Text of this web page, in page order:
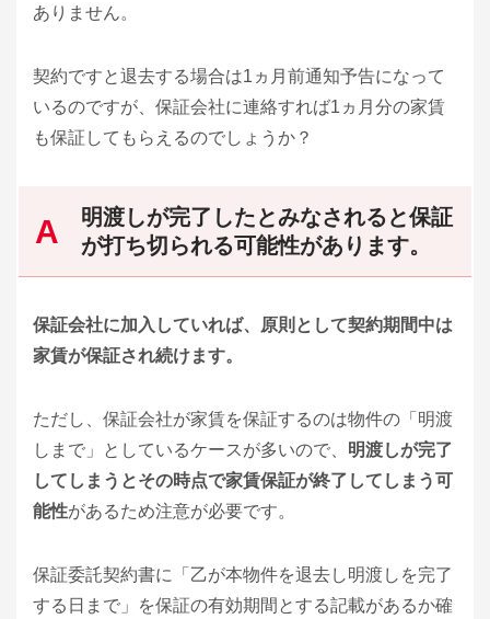
ありません。
契約ですと退去する場合は1ヵ月前通知予告になって
いるのですが、保証会社に連絡すれば1ヵ月分の家賃
も保証してもらえるのでしょうか？
明渡しが完了したとみなされると保証
が打ち切られる可能性があります。
保証会社に加入していれば、原則として契約期間中は
家賃が保証され続けます。
ただし、保証会社が家賃を保証するのは物件の「明渡
しまで」としているケースが多いので、 明渡しが完了
してしまうとその時点で家賃保証が終了してしまう可
能性があるため注意が必要です。
保証委託契約書に「乙が本物件を退去し明渡しを完了
する日まで」を保証の有効期間とする記載があるか確